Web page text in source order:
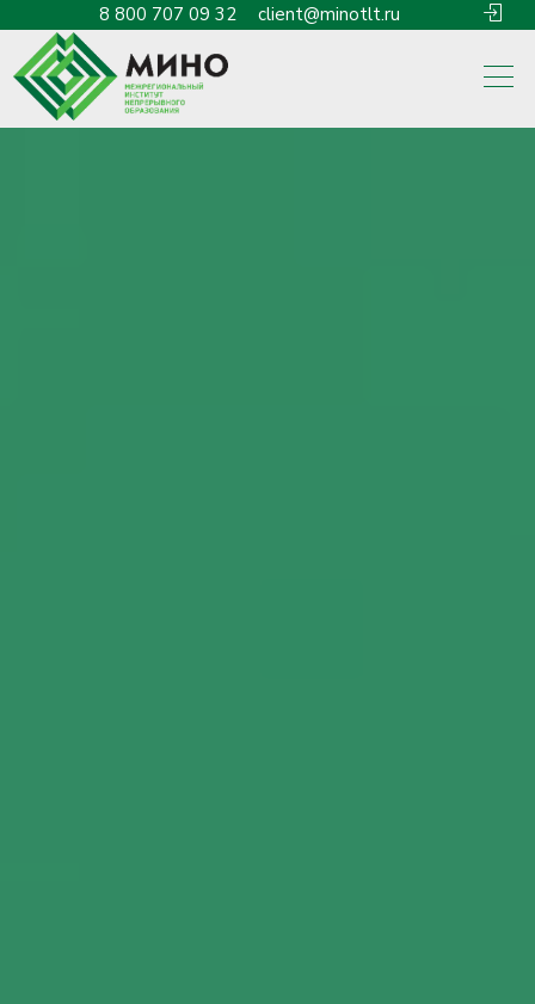
8 800 707 09 32 client@minotlt.ru